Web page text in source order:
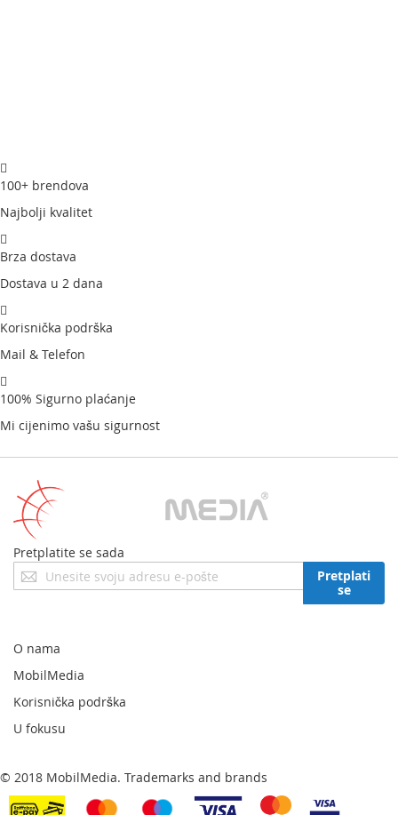
100+ brendova
Najbolji kvalitet
Brza dostava
Dostava u 2 dana
Korisnička podrška
Mail & Telefon
100% Sigurno plaćanje
Mi cijenimo vašu sigurnost
Pretplatite se sada
Prijavite
se
newsletter:
Pretplati
se
O nama
MobilMedia
Korisnička podrška
U fokusu
© 2018 MobilMedia. Trademarks and brands